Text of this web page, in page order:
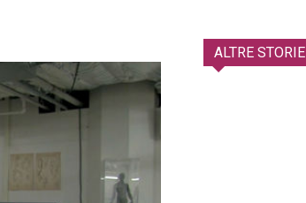
ALTRE STORIE